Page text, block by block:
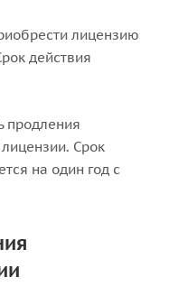
лицензию
действия
продления
Срок
на один год с